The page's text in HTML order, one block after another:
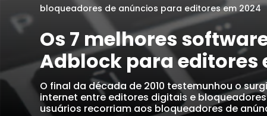
bloqueadores de anúncios para editores em 2024
Os 7 melhores
Adblock para editores
O final da década de 2010 testemunhou o
internet entre editores digitais e
usuários recorriam aos bloqueadores de